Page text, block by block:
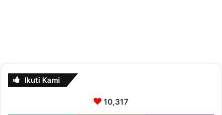
Ikuti Kami
10,317